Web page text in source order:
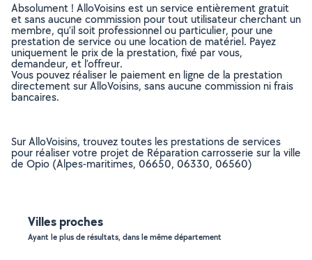
Absolument ! AlloVoisins est un service entièrement gratuit
et sans aucune commission pour tout utilisateur cherchant un
membre, qu’il soit professionnel ou particulier, pour une
prestation de service ou une location de matériel. Payez
uniquement le prix de la prestation, fixé par vous,
demandeur, et l’offreur.
Vous pouvez réaliser le paiement en ligne de la prestation
directement sur AlloVoisins, sans aucune commission ni frais
bancaires.
Sur AlloVoisins, trouvez toutes les prestations de services
pour réaliser votre projet de Réparation carrosserie sur la ville
de Opio (Alpes-maritimes, 06650, 06330, 06560)
Villes proches
Ayant le plus de résultats, dans le même département